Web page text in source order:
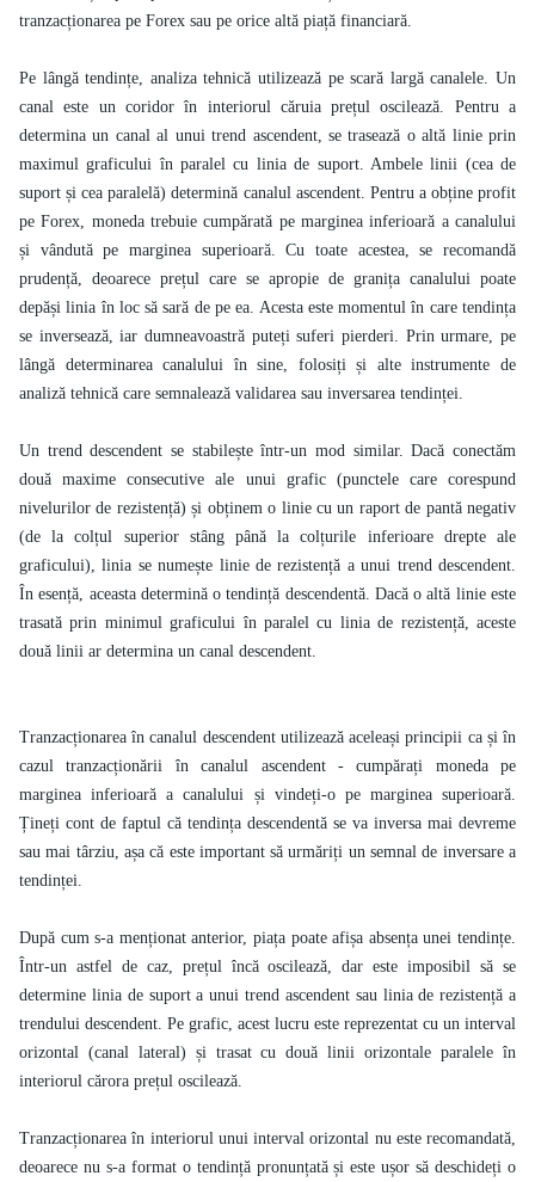
tranzacționarea pe Forex sau pe orice altă piață financiară.
Pe lângă tendințe, analiza tehnică utilizează pe scară largă canalele. Un
canal este un coridor în interiorul căruia prețul oscilează. Pentru a
determina un canal al unui trend ascendent, se trasează o altă linie prin
maximul graficului în paralel cu linia de suport. Ambele linii (cea de
suport și cea paralelă) determină canalul ascendent. Pentru a obține profit
pe Forex, moneda trebuie cumpărată pe marginea inferioară a canalului
și vândută pe marginea superioară. Cu toate acestea, se recomandă
prudență, deoarece prețul care se apropie de granița canalului poate
depăși linia în loc să sară de pe ea. Acesta este momentul în care tendința
se inversează, iar dumneavoastră puteți suferi pierderi. Prin urmare, pe
lângă determinarea canalului în sine, folosiți și alte instrumente de
analiză tehnică care semnalează validarea sau inversarea tendinței.
Un trend descendent se stabilește într-un mod similar. Dacă conectăm
două maxime consecutive ale unui grafic (punctele care corespund
nivelurilor de rezistență) și obținem o linie cu un raport de pantă negativ
(de la colțul superior stâng până la colțurile inferioare drepte ale
graficului), linia se numește linie de rezistență a unui trend descendent.
În esență, aceasta determină o tendință descendentă. Dacă o altă linie este
trasată prin minimul graficului în paralel cu linia de rezistență, aceste
două linii ar determina un canal descendent.
Tranzacționarea în canalul descendent utilizează aceleași principii ca și în
cazul tranzacționării în canalul ascendent - cumpărați moneda pe
marginea inferioară a canalului și vindeți-o pe marginea superioară.
Țineți cont de faptul că tendința descendentă se va inversa mai devreme
sau mai târziu, așa că este important să urmăriți un semnal de inversare a
tendinței.
După cum s-a menționat anterior, piața poate afișa absența unei tendințe.
Într-un astfel de caz, prețul încă oscilează, dar este imposibil să se
determine linia de suport a unui trend ascendent sau linia de rezistență a
trendului descendent. Pe grafic, acest lucru este reprezentat cu un interval
orizontal (canal lateral) și trasat cu două linii orizontale paralele în
interiorul cărora prețul oscilează.
Tranzacționarea în interiorul unui interval orizontal nu este recomandată,
deoarece nu s-a format o tendință pronunțată și este ușor să deschideți o